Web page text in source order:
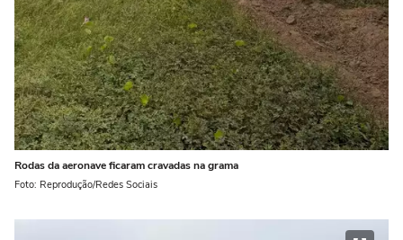
Rodas da aeronave ficaram cravadas na grama
Foto: Reprodução/Redes Sociais